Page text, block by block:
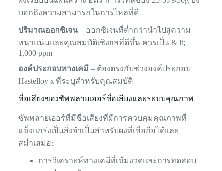
บอกถึงความสามารถในการไหลที่ดี
ปริมาณออกซิเจน– ออกซิเจนที่ต่ำกว่านำไปสู่ความ
หนาแน่นและคุณสมบัติเชิงกลที่ดีขึ้น ควรเป็น & lt;
1,000 ppm
องค์ประกอบทางเคมี– ต้องตรงกับช่วงองค์ประกอบ
Hastelloy x ที่ระบุสำหรับคุณสมบัติ
ชื่อเสียงของซัพพลายเออร์ชื่อเสียงและระบบคุณภาพ
ซัพพลายเออร์ที่มีชื่อเสียงที่มีการควบคุมคุณภาพที่
แข็งแกร่งเป็นสิ่งจำเป็นสำหรับผงที่เชื่อถือได้และ
สม่ำเสมอ:
การวิเคราะห์ทางเคมีที่เข้มงวดและการทดสอบ